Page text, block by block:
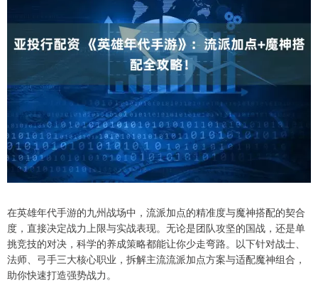
在英雄年代手游的九州战场中，流派加点的精准度与魔神搭配的契合
度，直接决定战力上限与实战表现。无论是团队攻坚的国战，还是单
挑竞技的对决，科学的养成策略都能让你少走弯路。以下针对战士、
法师、弓手三大核心职业，拆解主流流派加点方案与适配魔神组合，
助你快速打造强势战力。